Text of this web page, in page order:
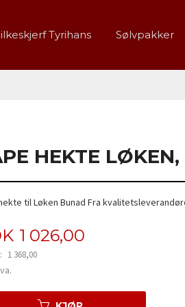
Tyrihans Sølvpakker
HEKTE
til Løken Bunad Fra
1 026,00
1 368,00